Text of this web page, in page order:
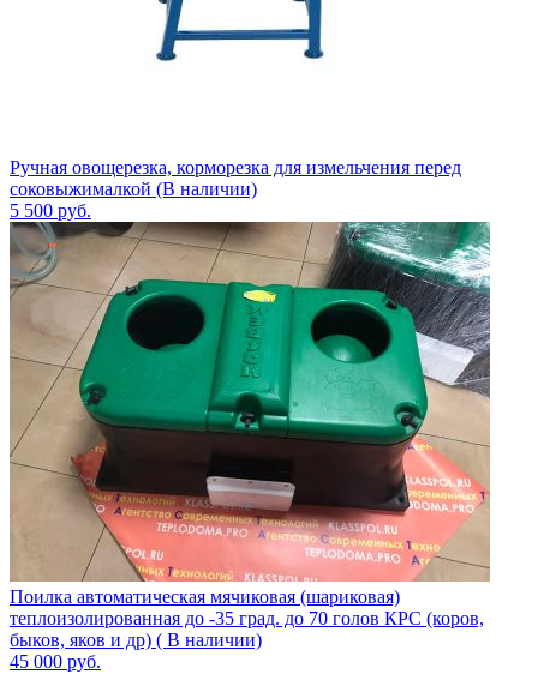
Ручная овощерезка, корморезка для измельчения перед
соковыжималкой (В наличии)
5 500 руб.
Поилка автоматическая мячиковая (шариковая)
теплоизолированная до -35 град. до 70 голов КРС (коров,
быков, яков и др) ( В наличии)
45 000 руб.